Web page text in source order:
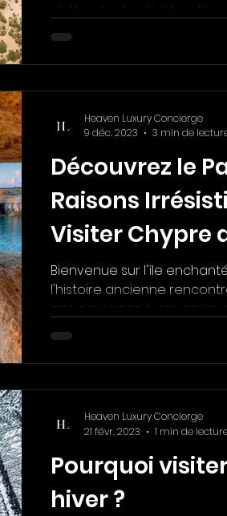
n'attendent qu'à être
Découvrez le
Raisons
Visiter Chypre
Luxury
Bienvenue sur l'île
l'histoire ancienne
des paysages à couper le
Heaven Luxury Concierge
9 déc. 2023
3 min de
Pourquoi
hiver ?
Heaven Luxury Concierge
21 févr. 2023
1 min de